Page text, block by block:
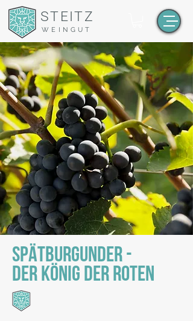
STEITZ
WEINGUT
SPÄTBURGUNDER -
DER KÖNIG DER ROTEN